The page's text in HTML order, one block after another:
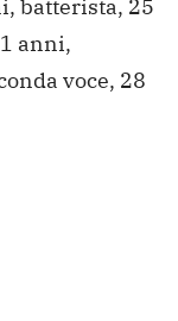
batterista, 25
anni,
voce, 28